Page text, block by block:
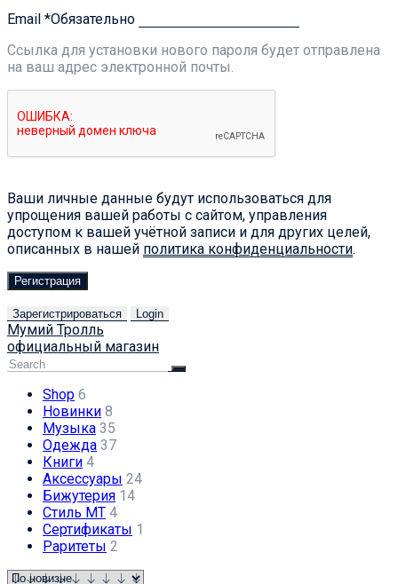
Email *Обязательно
Ссылка для установки нового пароля будет отправлена ​​
на ваш адрес электронной почты.
Ваши личные данные будут использоваться для
упрощения вашей работы с сайтом, управления
доступом к вашей учётной записи и для других целей,
описанных в нашей политика конфиденциальности.
Регистрация
Зарегистрироваться Login
Мумий Тролль
официальный магазин
Shop 6
Новинки 8
Музыка 35
Одежда 37
Книги 4
Аксессуары 24
Бижутерия 14
Стиль МТ 4
Сертификаты 1
Раритеты 2